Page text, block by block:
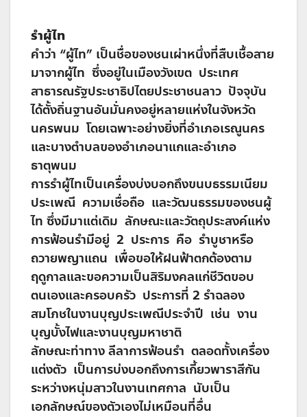
รำผู้ไท
คำว่า “ผู้ไท” เป็นชื่อของชนเผ่าหนึ่งที่สืบเชื้อสาย
มาจากผู้ไท ซึ่งอยู่ในเมืองวังเขต ประเทศ
สาธารณรัฐประชาธิปไตยประชาชนลาว ปัจจุบัน
ได้ตั้งถิ่นฐานอันมั่นคงอยู่หลายแห่งในจังหวัด
นครพนม โดยเฉพาะอย่างยิ่งที่อำเภอเรณูนคร
และบางตำบลของอำเภอนาแกและอำเภอ
ธาตุพนม
การรำผู้ไทเป็นเครื่องบ่งบอกถึงขนบธรรมเนียม
ประเพณี ความเชื่อถือ และวัฒนธรรมของชนผู้
ไท ซึ่งมีมาแต่เดิม ลักษณะและวัตถุประสงค์แห่ง
การฟ้อนรำมีอยู่ 2 ประการ คือ รำบูชาหรือ
ถวายพญาแถน เพื่อขอให้ฝนฟ้าตกต้องตาม
ฤดูกาลและขอความเป็นสิริมงคลแก่ชีวิตขอบ
ตนเองและครอบครัว ประการที่ 2 รำฉลอง
สมโภชในงานบุญประเพณีประจำปี เช่น งาน
บุญบั้งไฟและงานบุญมหาชาติ
ลักษณะท่าทาง ลีลาการฟ้อนรำ ตลอดทั้งเครื่อง
แต่งตัว เป็นการบ่งบอกถึงการเกี้ยวพาราสีกัน
ระหว่างหนุ่มสาวในงานเทศกาล นับเป็น
เอกลักษณ์ของตัวเองไม่เหมือนที่อื่น